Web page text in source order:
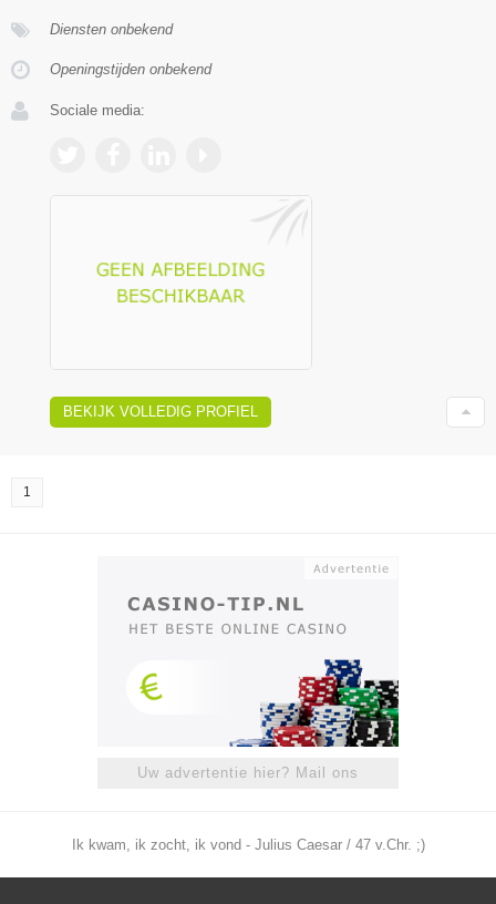
Diensten onbekend
Openingstijden onbekend
Sociale media:
BEKIJK VOLLEDIG PROFIEL
1
Uw advertentie hier? Mail ons
Ik kwam, ik zocht, ik vond - Julius Caesar / 47 v.Chr. ;)